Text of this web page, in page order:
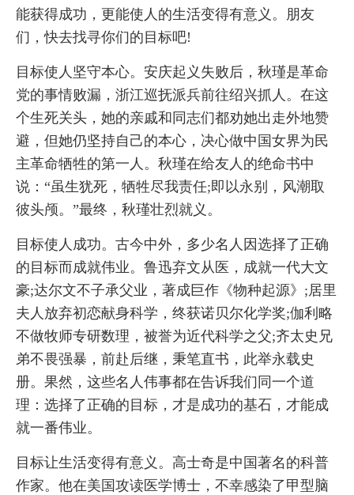
能获得成功，更能使人的生活变得有意义。朋友
们，快去找寻你们的目标吧!
目标使人坚守本心。安庆起义失败后，秋瑾是革命
党的事情败漏，浙江巡抚派兵前往绍兴抓人。在这
个生死关头，她的亲戚和同志们都劝她出走外地赞
避，但她仍坚持自己的本心，决心做中国女界为民
主革命牺牲的第一人。秋瑾在给友人的绝命书中
说：“虽生犹死，牺牲尽我责任;即以永别，风潮取
彼头颅。”最终，秋瑾壮烈就义。
目标使人成功。古今中外，多少名人因选择了正确
的目标而成就伟业。鲁迅弃文从医，成就一代大文
豪;达尔文不子承父业，著成巨作《物种起源》;居里
夫人放弃初恋献身科学，终获诺贝尔化学奖;伽利略
不做牧师专研数理，被誉为近代科学之父;齐太史兄
弟不畏强暴，前赴后继，秉笔直书，此举永载史
册。果然，这些名人伟事都在告诉我们同一个道
理：选择了正确的目标，才是成功的基石，才能成
就一番伟业。
目标让生活变得有意义。高士奇是中国著名的科普
作家。他在美国攻读医学博士，不幸感染了甲型脑